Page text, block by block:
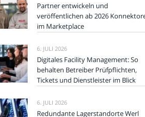
Partner entwickeln und
veröffentlichen ab 2026
im Marketplace
6. JULI 2026
Digitales Facility Management: So
behalten Betreiber Prüfpflichten,
Tickets und Dienstleister im Blick
6. JULI 2026
Redundante Lagerstandorte Werl